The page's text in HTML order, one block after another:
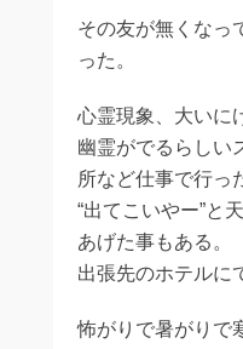
その友が無くなっ
った。
心霊現象、大いに
幽霊がでるらしい
所など仕事で行っ
“出てこいやー”と
あげた事もある。
出張先のホテルに
怖がりで暑がりで